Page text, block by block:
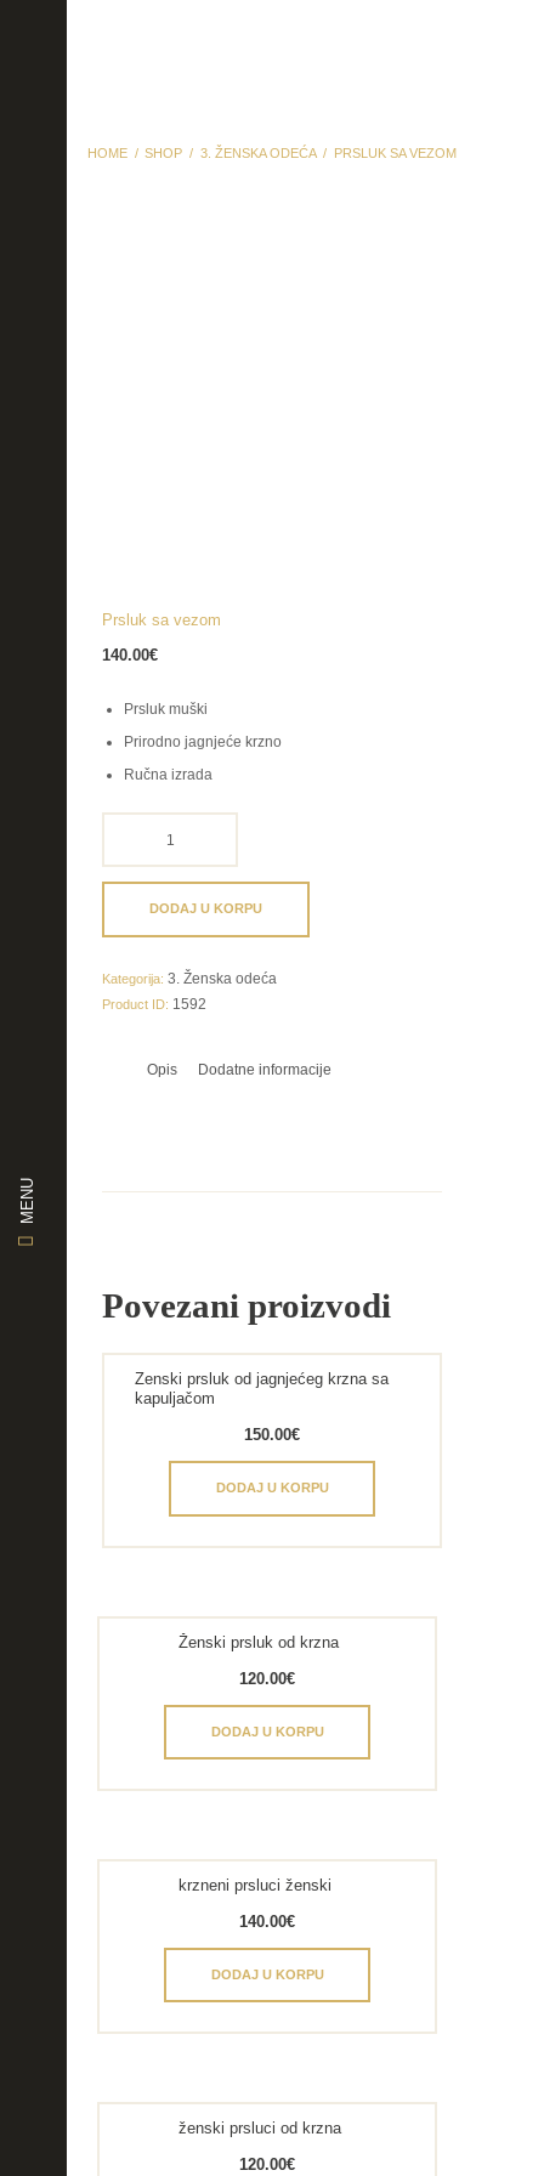
MENU
HOME SHOP 3. ŽENSKA ODEĆA PRSLUK SA VEZOM
Prsluk sa vezom
140.00€
Prsluk muški
Prirodno jagnjeće krzno
Ručna izrada
količinaDODAJ U KORPU
Kategorija: 3. Ženska odeća
Product ID: 1592
Opis Dodatne informacije
Povezani proizvodi
Zenski prsluk od jagnjećeg krzna sa
kapuljačom
150.00€
DODAJ U KORPU
Ženski prsluk od krzna
120.00€
DODAJ U KORPU
krzneni prsluci ženski
140.00€
DODAJ U KORPU
ženski prsluci od krzna
120.00€